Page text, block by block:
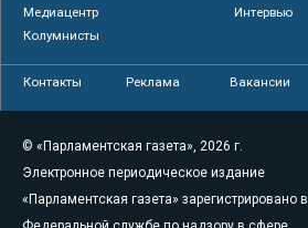
Медиацентр
Интервью
Колумнисты
Контакты Реклама Вакансии
© «Парламентская газета», 2026 г.
Электронное периодическое издание
«Парламентская газета» зарегистрировано в